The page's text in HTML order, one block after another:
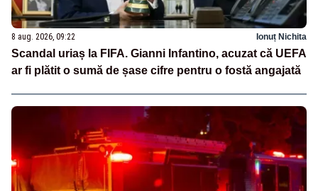
8 aug. 2026, 09:22 Ionuț Nichita
Scandal uriaș la FIFA. Gianni Infantino, acuzat că UEFA
ar fi plătit o sumă de șase cifre pentru o fostă angajată